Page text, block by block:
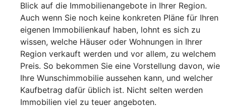
Blick auf die Immobilienangebote in Ihrer Region.
Auch wenn Sie noch keine konkreten Pläne für Ihren
eigenen Immobilienkauf haben, lohnt es sich zu
wissen, welche Häuser oder Wohnungen in Ihrer
Region verkauft werden und vor allem, zu welchem
Preis. So bekommen Sie eine Vorstellung davon, wie
Ihre Wunschimmobilie aussehen kann, und welcher
Kaufbetrag dafür üblich ist. Nicht selten werden
Immobilien viel zu teuer angeboten.